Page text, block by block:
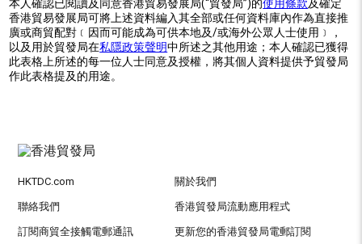
本人確認已閱讀及同意香港貿易發展局(“貿發局”)的使用條款及確定
香港貿易發展局可將上述資料編入其全部或任何資料庫內作為直接推
廣或商貿配對﹝因而可能成為可供本地及/或海外公眾人士使用﹞，
以及用於貿發局在私隱政策聲明中所述之其他用途；本人確認已獲得
此表格上所述的每一位人士同意及授權，將其個人資料提供予貿發局
作此表格提及的用途。
HKTDC.com 關於我們
聯絡我們 香港貿發局流動應用程式
訂閱商貿全接觸電郵通訊 更新您的香港貿發局電郵訂閱